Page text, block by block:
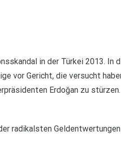
in der Türkei 2013. In
vor Gericht, die versucht
Erdoğan zu stürzen.
radikalsten